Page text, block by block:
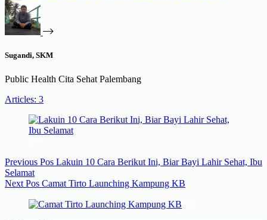
Sugandi, SKM
Public Health Cita Sehat Palembang
Articles: 3
Previous Pos Lakuin 10 Cara Berikut Ini, Biar Bayi Lahir Sehat, Ibu
Selamat
Next Pos Camat Tirto Launching Kampung KB